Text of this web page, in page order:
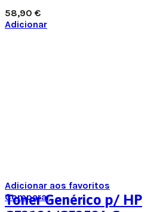
58,90 €
Adicionar
Adicionar aos favoritos
Comparar
Toner Genérico p/ HP